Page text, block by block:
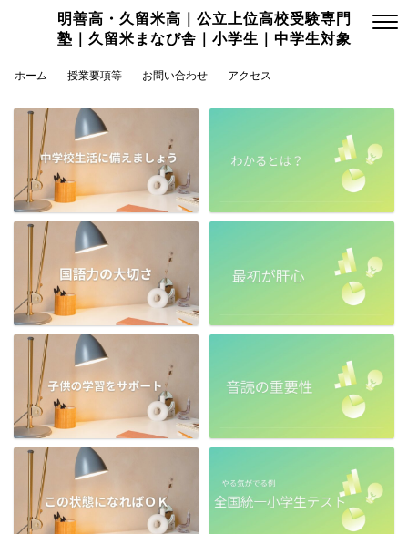
明善高・久留米高｜公立上位高校受験専門
塾｜久留米まなび舎｜小学生｜中学生対象
ホーム 授業要項等 お問い合わせ アクセス